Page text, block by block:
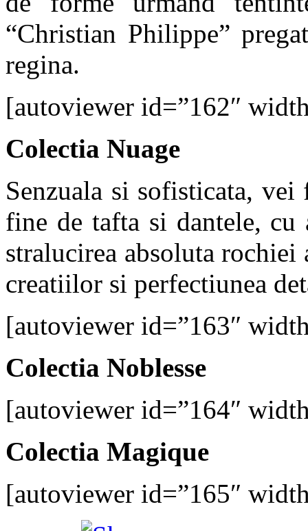
“Christian Philippe”
regina.
[autoviewer id=”162″
Colectia Nuage
Senzuala si sofisticata,
fine de tafta si dantele, cu
stralucirea absoluta rochiei
creatiilor si perfectiunea
[autoviewer id=”163″
Colectia Noblesse
[autoviewer id=”164″
Colectia Magique
[autoviewer id=”165″